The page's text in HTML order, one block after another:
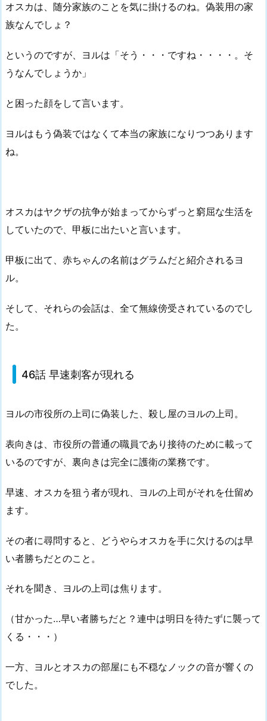
オスカは、随分家族のことを気に掛けるのね。偽装用の家
族なんでしょ？
というのですが、ヨルは「そう・・・ですね・・・・。そ
うなんでしょうか」
と困った顔をして言います。
ヨルはもう偽装ではなくて本当の家族になりつつあります
ね。
オスカはヤクザの抗争が始まってからずっと窮屈な生活を
していたので、甲板に出たいと言います。
甲板に出て、赤ちゃんの名前はグラムだと紹介されるヨ
ル。
そして、それらの会話は、全て無線傍受されているのでし
た。
46話 早速刺客が現れる
ヨルの市役所の上司に偽装した、殺し屋のヨルの上司。
表向きは、市役所の普通の職員であり接待のために載って
いるのですが、裏向きは完全に護衛の業務です。
早速、オスカを狙う者が現れ、ヨルの上司がそれを仕留め
ます。
その者に尋問すると、どうやらオスカを手に欠けるのは早
い者勝ちだとのこと。
それを聞き、ヨルの上司は焦ります。
（甘かった…早い者勝ちだと？連中は明日を待たずに襲って
くる・・・）
一方、ヨルとオスカの部屋にも不穏なノックの音が響くの
でした。